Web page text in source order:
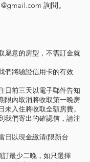
詢問。
屬意的房型，不需訂金就
們將驗證信用卡的有效
日前三天以電子郵件告知
限內取消將收取第一晚房
未入住將收取全額房費。
我們寄出的確認信，請注
日以現金繳清(限新台
訂最少二晚，如只選擇